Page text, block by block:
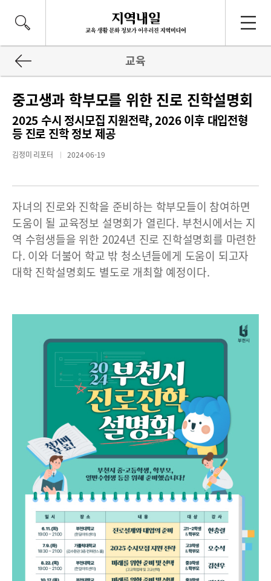
교육
중고생과 학부모를 위한 진로 진학설명회
2025 수시 정시모집 지원전략, 2026 이후 대입전형
등 진로 진학 정보 제공
김정미 리포터 2024-06-19
자녀의 진로와 진학을 준비하는 학부모들이 참여하면
도움이 될 교육정보 설명회가 열린다. 부천시에서는 지
역 수험생들을 위한 2024년 진로 진학설명회를 마련한
다. 이와 더불어 학교 밖 청소년들에게 도움이 되고자
대학 진학설명회도 별도로 개최할 예정이다.